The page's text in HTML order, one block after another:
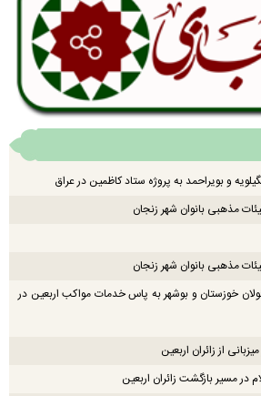
مذهبی بانوان شهر زنجان
مذهبی بانوان شهر زنجان
خوزستان و بوشهر به پاس خدمات مواکب اربعین در
از زائران اربعین
مسیر بازگشت زائران اربعین